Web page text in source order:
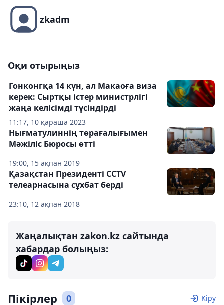
zkadm
Оқи отырыңыз
11:17, 10 қараша 2023
Гонконгқа 14 күн, ал Макаоға виза
керек: Сыртқы істер министрлігі
жаңа келісімді түсіндірді
19:00, 15 ақпан 2019
Нығматулиннің төрағалығымен
Мәжіліс Бюросы өтті
23:10, 12 ақпан 2018
Қазақстан Президенті CCTV
телеарнасына сұхбат берді
Жаңалықтан zakon.kz сайтында
хабардар болыңыз:
Пікірлер 0 Кіру